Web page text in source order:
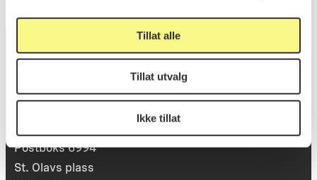
Tillat alle
Tillat utvalg
Ikke tillat
Postadresse
Postboks 6994
St. Olavs plass